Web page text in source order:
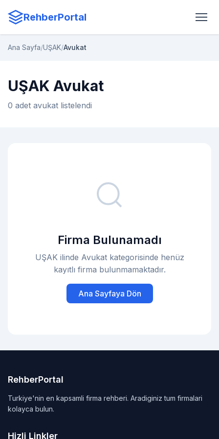
RehberPortal
Ana Sayfa/UŞAK/Avukat
UŞAK Avukat
0 adet avukat listelendi
Firma Bulunamadı
UŞAK ilinde Avukat kategorisinde henüz
kayıtlı firma bulunmamaktadır.
Ana Sayfaya Dön
RehberPortal
Turkiye'nin en kapsamli firma rehberi. Aradiginiz tum firmalari
kolayca bulun.
Hizli Linkler